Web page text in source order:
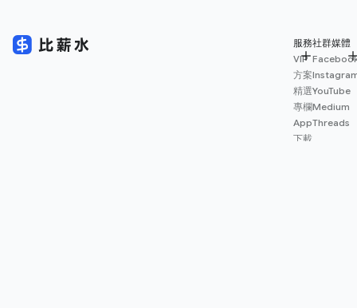
服務
VIP
方案
精選
專欄
App
下載
社群媒體
YouTube
Medium
Threads